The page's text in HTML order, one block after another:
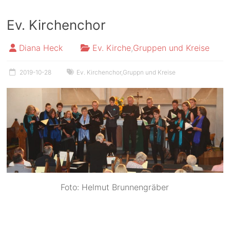
Ev. Kirchenchor
Diana Heck Ev. Kirche,Gruppen und Kreise
2019-10-28 Ev. Kirchenchor,Gruppn und Kreise
Foto: Helmut Brunnengräber